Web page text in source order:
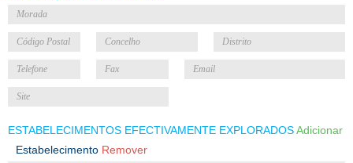
ESTABELECIMENTOS EFECTIVAMENTE EXPLORADOSAdicionar
Estabelecimento Remover